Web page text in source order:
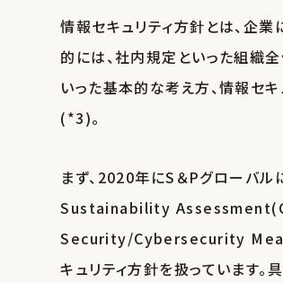
情報セキュリティ方針とは、企
的には、社内規定といった組織
いった基本的な考え方、情報セ
(*3)。
まず、2020年にS＆Pグローバ
Sustainability Assessment(CSA
Security/Cybersecurity
キュリティ方針を扱っています